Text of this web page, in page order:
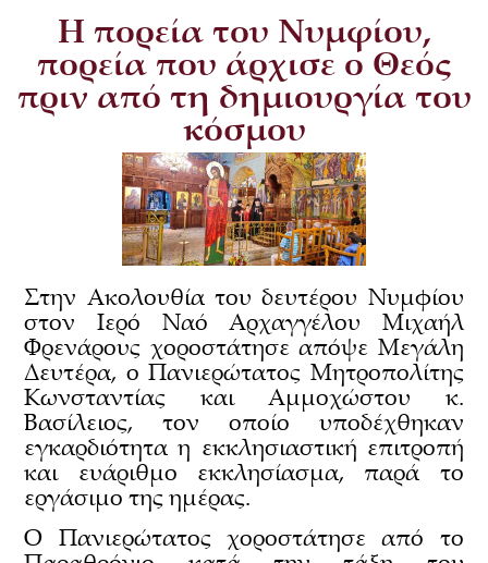
Η πορεία του Νυμφίου,
πορεία που άρχισε ο Θεός
πριν από τη δημιουργία του
κόσμου
Στην Ακολουθία του δευτέρου Νυμφίου
στον Ιερό Ναό Αρχαγγέλου Μιχαήλ
Φρενάρους χοροστάτησε απόψε Μεγάλη
Δευτέρα, ο Πανιερώτατος Μητροπολίτης
Κωνσταντίας και Αμμοχώστου κ.
Βασίλειος, τον οποίο υποδέχθηκαν
εγκαρδιότητα η εκκλησιαστική επιτροπή
και ευάριθμο εκκλησίασμα, παρά το
εργάσιμο της ημέρας.
Ο Πανιερώτατος χοροστάτησε από το